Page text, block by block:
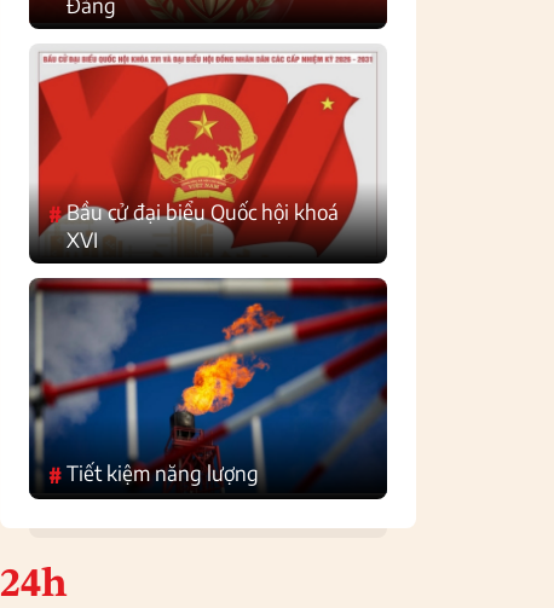
#Bầu cử đại biểu Quốc hội khoá
XVI
#Tiết kiệm năng lượng
24h